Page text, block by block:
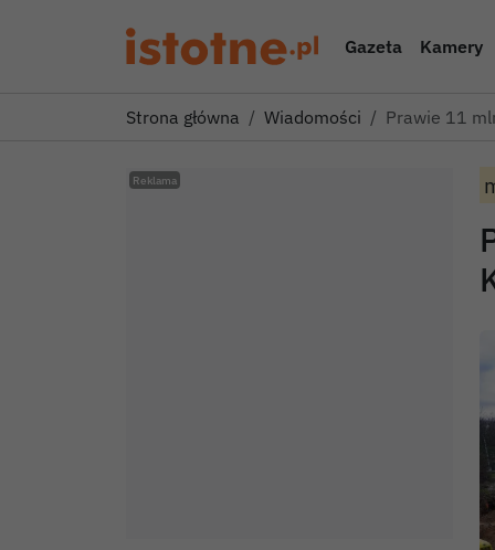
Gazeta Kamery
Strona główna Wiadomości Prawie 11